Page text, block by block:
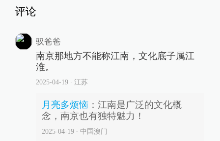
评论
驭爸爸
南京那地方不能称江南，文化底子属江
淮。
2025-04-19∙ 江苏
月亮多烦恼： 江南是广泛的文化概
念，南京也有独特魅力！
2025-04-19∙ 中国澳门